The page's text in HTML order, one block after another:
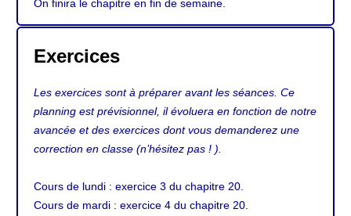
On finira le chapitre en fin de semaine.
Exercices
Les exercices sont à préparer avant les séances. Ce
planning est prévisionnel, il évoluera en fonction de notre
avancée et des exercices dont vous demanderez une
correction en classe (n’hésitez pas ! ).
Cours de lundi : exercice 3 du chapitre 20.
Cours de mardi : exercice 4 du chapitre 20.